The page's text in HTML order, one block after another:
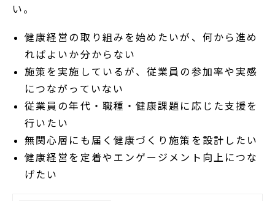
い。
健康経営の取り組みを始めたいが、何から進め
ればよいか分からない
施策を実施しているが、従業員の参加率や実感
につながっていない
従業員の年代・職種・健康課題に応じた支援を
行いたい
無関心層にも届く健康づくり施策を設計したい
健康経営を定着やエンゲージメント向上につな
げたい